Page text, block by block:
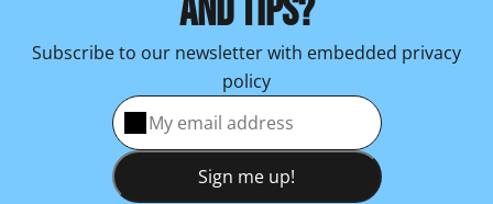
AND TIPS?
Subscribe to our newsletter with embedded privacy
policy
Sign me up!